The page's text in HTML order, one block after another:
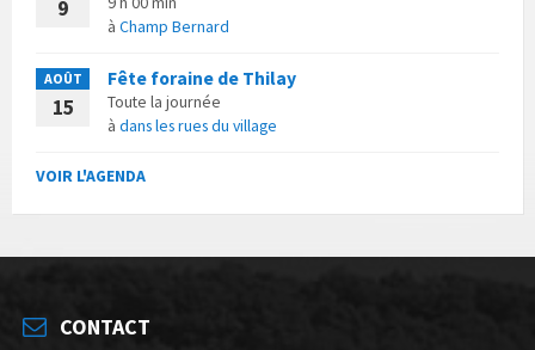
9
à Champ Bernard
AOÛT
15
Fête foraine de Thilay
Toute la journée
à dans les rues du village
VOIR L'AGENDA
CONTACT